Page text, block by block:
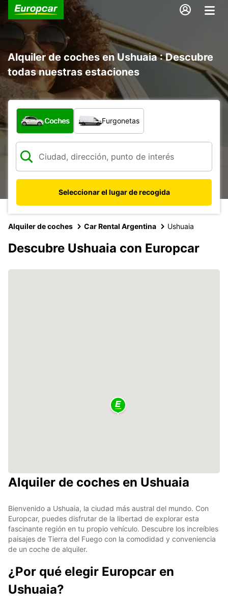
Alquiler de coches en Ushuaia : Descubre
todas nuestras estaciones
¿Qué tipo de vehículo?
Coches Furgonetas
Seleccionar el lugar de recogida
Alquiler de coches Car Rental Argentina Ushuaia
Descubre Ushuaia con Europcar
Alquiler de coches en Ushuaia
Bienvenido a Ushuaia, la ciudad más austral del mundo. Con
Europcar, puedes disfrutar de la libertad de explorar esta
fascinante región en tu propio vehículo. Descubre los increíbles
paisajes de Tierra del Fuego con la comodidad y conveniencia
de un coche de alquiler.
¿Por qué elegir Europcar en
Ushuaia?